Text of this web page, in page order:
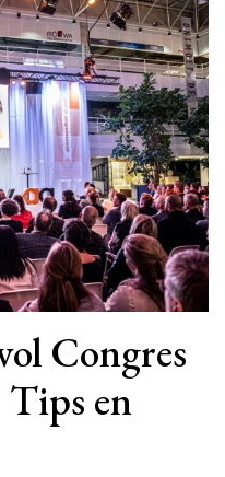
Congres
Tips en